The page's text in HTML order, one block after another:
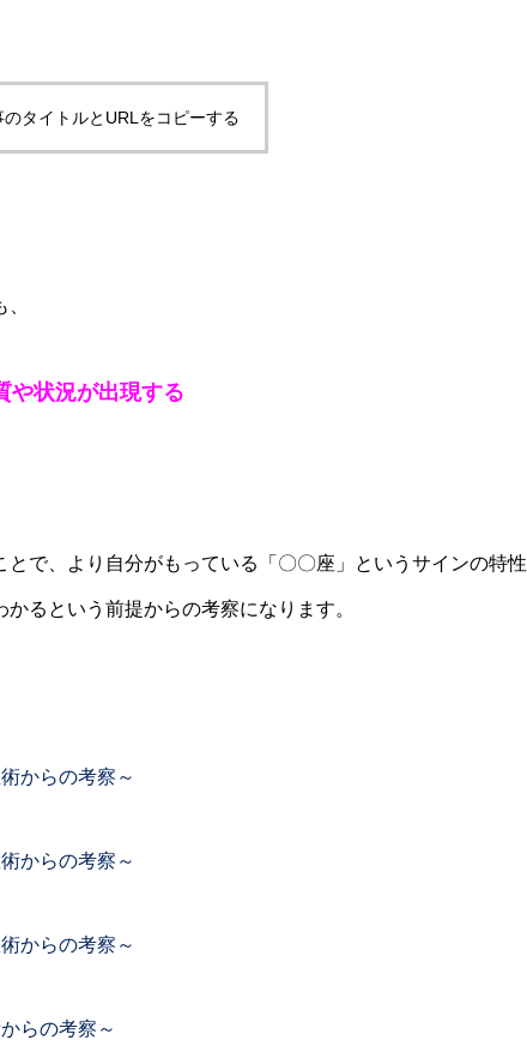
のタイトルとURLをコピーする
や状況が出現する
で、より自分がもっている「〇〇座」というサインの特性
るという前提からの考察になります。
からの考察～
からの考察～
からの考察～
らの考察～